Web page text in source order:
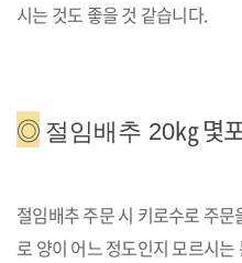
시는 것도 좋을 것 같습니다.
◎ 절임배추 20㎏몇
절임배추 주문 시 키로수로 주
로 양이 어느 정도인지 모르시